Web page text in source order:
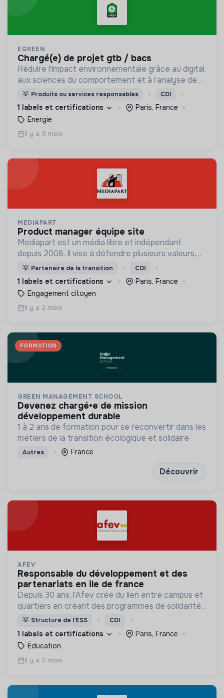
EGREEN
chargé(e) de projet gtb / bacs
Réduire l'impact environnementale grâce au digital,
aux sciences du comportement et à l’analyse de
données : économies d’énergie, réduction des
déchets, gestion des ressources,…
💡 Produits ou services responsables CDI
1 labels et certifications
Paris, France
Energie
Il y a 5 mois
MEDIAPART
product manager équipe site
Mediapart est un média libre et indépendant
depuis 2008. Il vise à défendre plusieurs valeurs,
dont la liberté de la presse, l'indépendance et la
transparence.
💡 Partenaire de la transition CDI
1 labels et certifications
Paris, France
Engagement citoyen
Il y a 2 mois
FORMATION
GREEN MANAGEMENT SCHOOL
devenez chargé•e de mission
développement durable
1 à 2 ans de formation pour se reconvertir dans les
métiers de la transition écologique et solidaire
Autres France
Découvrir
AFEV
responsable du développement et des
partenariats en ile de france
Depuis 30 ans, l’Afev crée du lien entre campus et
quartiers en créant des programmes de solidarité
où des milliers d’étudiant·es s’engagent auprès des
💡 Structure de l’ESS CDI
1 labels et certifications
Paris, France
Éducation
Il y a 2 mois